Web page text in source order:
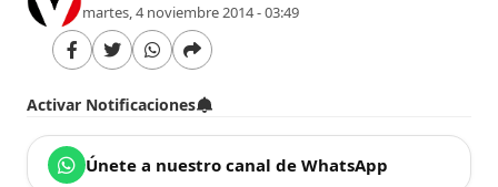
martes, 4 noviembre 2014 - 03:49
Activar Notificaciones
Únete a nuestro canal de WhatsApp